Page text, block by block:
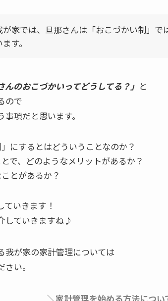
が家では、旦那さんは「おこづかい制」で
す。
んのおこづかいってどうしてる？」 と
ので
項だと思います。
にするとはどういうことなのか？
とで、どのようなメリットがあるか？
とがあるか？
いきます！
していきますね♪
我が家の家計管理については
い。
＼家計管理を始める方法につい